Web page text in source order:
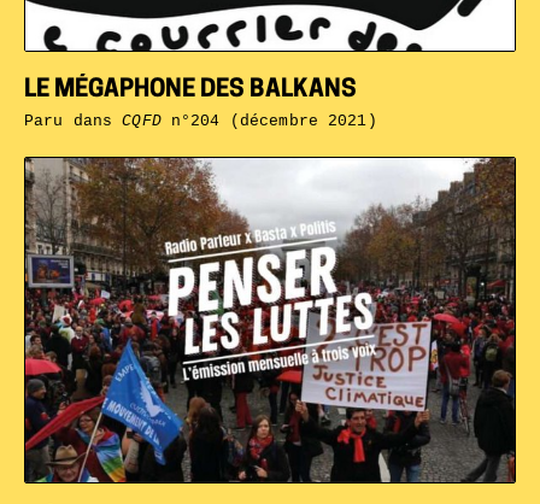
LE MÉGAPHONE DES BALKANS
Paru dansCQFDn°204 (décembre 2021)